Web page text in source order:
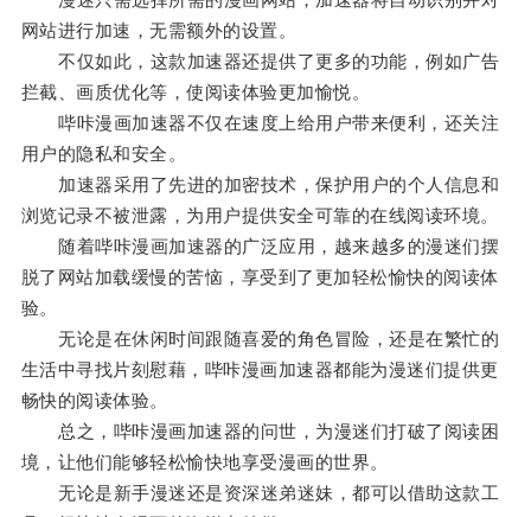
网站进行加速，无需额外的设置。
不仅如此，这款加速器还提供了更多的功能，例如广告
拦截、画质优化等，使阅读体验更加愉悦。
哔咔漫画加速器不仅在速度上给用户带来便利，还关注
用户的隐私和安全。
加速器采用了先进的加密技术，保护用户的个人信息和
浏览记录不被泄露，为用户提供安全可靠的在线阅读环境。
随着哔咔漫画加速器的广泛应用，越来越多的漫迷们摆
脱了网站加载缓慢的苦恼，享受到了更加轻松愉快的阅读体
验。
无论是在休闲时间跟随喜爱的角色冒险，还是在繁忙的
生活中寻找片刻慰藉，哔咔漫画加速器都能为漫迷们提供更
畅快的阅读体验。
总之，哔咔漫画加速器的问世，为漫迷们打破了阅读困
境，让他们能够轻松愉快地享受漫画的世界。
无论是新手漫迷还是资深迷弟迷妹，都可以借助这款工